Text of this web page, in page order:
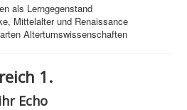
als Lerngegenstand
Mittelalter und Renaissance
Altertumswissenschaften
1.
Echo